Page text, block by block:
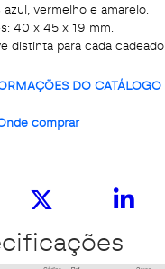
vermelho e amarelo.
40 x 45 x 19 mm.
distinta para cada cadeado.
comprar
DO CATÁLOGO